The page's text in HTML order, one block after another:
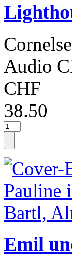
Audio
CHF
38.50
Emil